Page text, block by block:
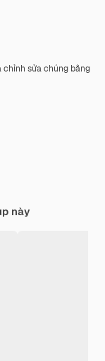
chỉnh sửa chúng bằng
này